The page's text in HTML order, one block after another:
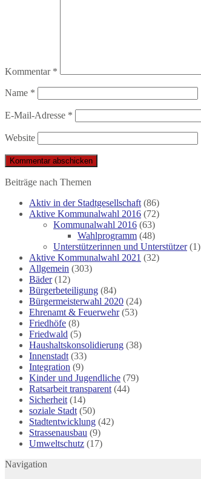
Kommentar *
Name *
E-Mail-Adresse *
Website
Beiträge nach Themen
Aktiv in der Stadtgesellschaft (86)
Aktive Kommunalwahl 2016 (72)
Kommunalwahl 2016 (63)
Wahlprogramm (48)
Unterstützerinnen und Unterstützer(1)
Aktive Kommunalwahl 2021 (32)
Allgemein (303)
Bäder(12)
Bürgerbeteiligung (84)
Bürgermeisterwahl 2020 (24)
Ehrenamt & Feuerwehr(53)
Friedhöfe (8)
Friedwald (5)
Haushaltskonsolidierung (38)
Innenstadt (33)
Integration (9)
Kinder und Jugendliche (79)
Ratsarbeit transparent (44)
Sicherheit (14)
soziale Stadt (50)
Stadtentwicklung (42)
Strassenausbau (9)
Umweltschutz (17)
Navigation